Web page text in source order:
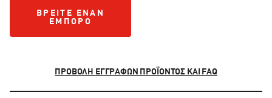
πλέγματος φλάντζας μας, που προσφέρει μια ανώτερη
αεροστεγή στεγανοποίηση, ελαχιστοποιώντας τη διαρροή
καπνού και παρέχοντας ακριβέστερο έλεγχο της
ΒΡΕΊΤΕ ΈΝΑΝ ΈΜΠΟΡΟ
ΒΡΕΊΤΕ ΈΝΑΝ
ΈΜΠΟΡΟ
ΠΡΟΒΟΛΉ ΕΓΓΡΆΦΩΝ ΠΡΟΪΌΝΤΟΣ ΚΑΙ FAQ